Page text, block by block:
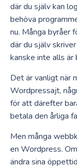
där du själv kan
behöva
nu. Många byråer
där du själv
kanske inte alls är
Det är vanligt när
Wordpressajt,
för att därefter
betala den årliga
Men många
en Wordpress.
ändra sina